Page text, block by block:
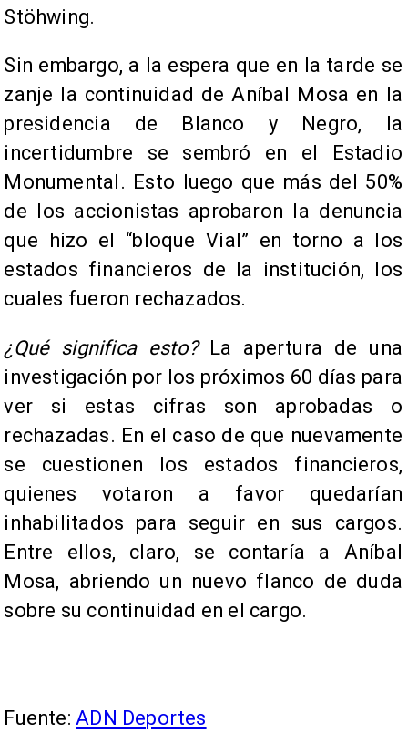
Stöhwing.
Sin embargo, a la espera que en la tarde se
zanje la continuidad de Aníbal Mosa en la
presidencia de Blanco y Negro, la
incertidumbre se sembró en el Estadio
Monumental. Esto luego que más del 50%
de los accionistas aprobaron la denuncia
que hizo el “bloque Vial” en torno a los
estados financieros de la institución, los
cuales fueron rechazados.
¿Qué significa esto?La apertura de una
investigación por los próximos 60 días para
ver si estas cifras son aprobadas o
rechazadas. En el caso de que nuevamente
se cuestionen los estados financieros,
quienes votaron a favor quedarían
inhabilitados para seguir en sus cargos.
Entre ellos, claro, se contaría a Aníbal
Mosa, abriendo un nuevo flanco de duda
sobre su continuidad en el cargo.
Fuente:ADN Deportes